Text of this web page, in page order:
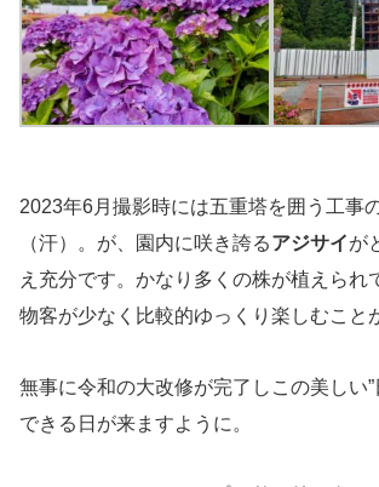
2023年6月撮影時には五重塔を囲う工事
（汗）。が、園内に咲き誇るアジサイが
え充分です。かなり多くの株が植えられ
物客が少なく比較的ゆっくり楽しむこと
無事に令和の大改修が完了しこの美しい”
できる日が来ますように。